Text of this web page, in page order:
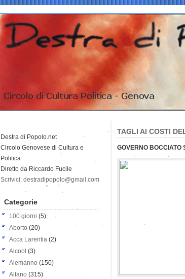
TAGLI AI COSTI
GOVERNO BOCCIATO
Destra di Popolo.net
Circolo Genovese di Cultura e
Politica
Diretto da Riccardo Fucile
Scrivici: destradipopolo@gmail.com
Categorie
100 giorni (5)
Aborto (20)
Acca Larentia (2)
Alcool (3)
Alemanno (150)
Alfano (315)